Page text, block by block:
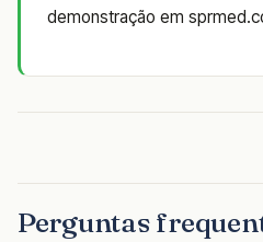
demonstração em
Perguntas